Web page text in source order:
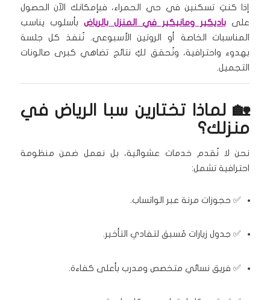
إذا كنتِ تسكنين في حي الحمراء، فبإمكانك الآن الحصول
على باديكير ومانيكير في المنزل بالرياض بأسلوب يناسب
المناسبات الخاصة أو الروتين الأسبوعي. نُنفذ كل جلسة
بهدوء واحترافية، ونُحقق لكِ نتائج تضاهي كبرى صالونات
التجميل.
🏡 لماذا تختارين سبا الرياض في
منزلك؟
نحن لا نُقدم خدمات عشوائية، بل نعمل ضمن منظومة
احترافية تشمل:
✅ حجوزات مرنة عبر الواتساب.
✅ جدول زيارات مُسبق لتفادي التأخير.
✅ فريق نسائي متخصص ومدرب بأعلى كفاءة.